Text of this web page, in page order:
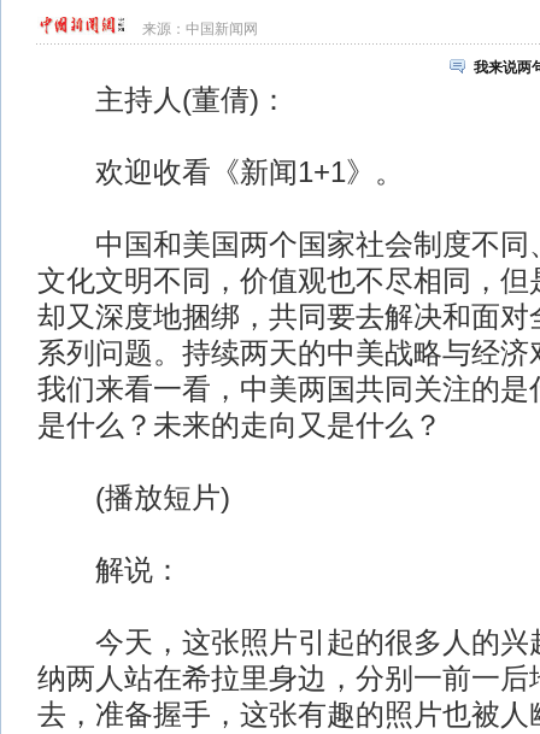
来源： 中国新闻网
我来说两
主持人(董倩)：
欢迎收看《新闻1+1》。
中国和美国两个国家社会制度不同
文化文明不同，价值观也不尽相同，但
却又深度地捆绑，共同要去解决和面对
系列问题。持续两天的中美战略与经
我们来看一看，中美两国共同关注的是
是什么？未来的走向又是什么？
(播放短片)
解说：
今天，这张照片引起的很多人的兴
纳两人站在希拉里身边，分别一前一后
去，准备握手，这张有趣的照片也被人